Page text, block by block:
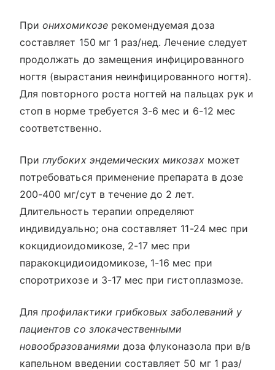
Прионихомикозерекомендуемая доза
составляет 150 мг 1 раз/нед. Лечение следует
продолжать до замещения инфицированного
ногтя (вырастания неинфицированного ногтя).
Для повторного роста ногтей на пальцах рук и
стоп в норме требуется 3-6 мес и 6-12 мес
соответственно.
Приглубоких эндемических микозахможет
потребоваться применение препарата в дозе
200-400 мг/сут в течение до 2 лет.
Длительность терапии определяют
индивидуально; она составляет 11-24 мес при
кокцидиоидомикозе, 2-17 мес при
паракокцидиоидомикозе, 1-16 мес при
споротрихозе и 3-17 мес при гистоплазмозе.
Дляпрофилактики грибковых заболеваний у
пациентов со злокачественными
новообразованиями доза флуконазола при в/в
капельном введении составляет 50 мг 1 раз/